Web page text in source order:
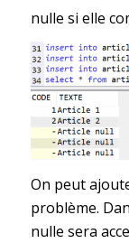
nulle si elle
On peut
problème.
nulle sera